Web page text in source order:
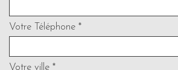
Votre Téléphone *
Votre ville *